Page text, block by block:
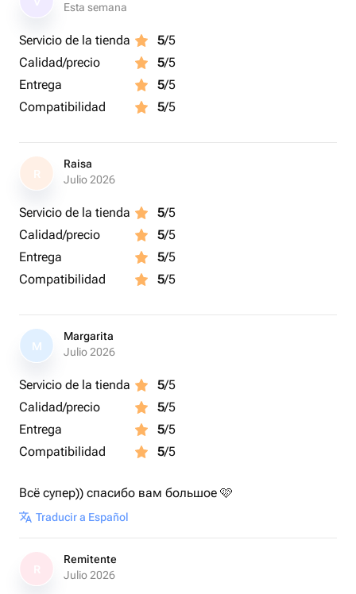
Esta semana
Servicio de la tienda 5/5
Calidad/precio
5/5
Entrega
5/5
Compatibilidad
5/5
R
Raisa
Julio 2026
Servicio de la tienda 5/5
Calidad/precio
5/5
Entrega
5/5
Compatibilidad
5/5
M
Margarita
Julio 2026
Servicio de la tienda 5/5
Calidad/precio
5/5
Entrega
5/5
Compatibilidad
5/5
Всё супер)) спасибо вам большое 🩷
Traducir a Español
Remitente
Julio 2026